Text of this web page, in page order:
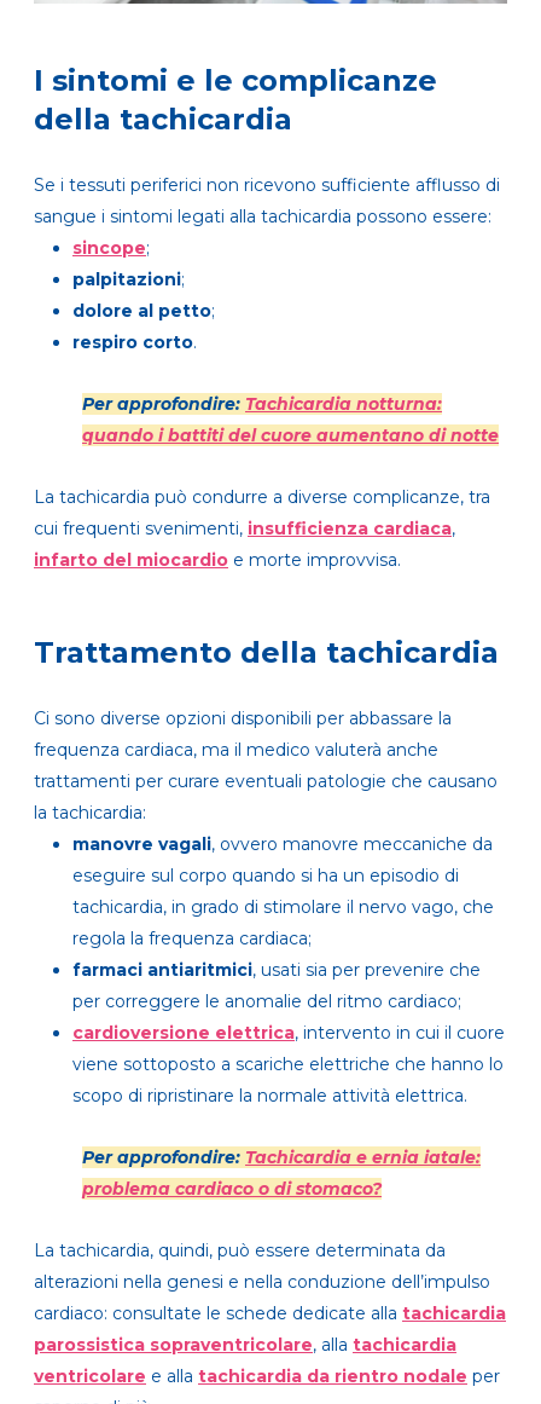
I sintomi e le complicanze
della tachicardia
Se i tessuti periferici non ricevono sufficiente afflusso di
sangue i sintomi legati alla tachicardia possono essere:
sincope;
palpitazioni;
dolore al petto;
respiro corto.
Per approfondire: Tachicardia notturna:
quando i battiti del cuore aumentano di notte
La tachicardia può condurre a diverse complicanze, tra
cui frequenti svenimenti, insufficienza cardiaca,
infarto del miocardio e morte improvvisa.
Trattamento della tachicardia
Ci sono diverse opzioni disponibili per abbassare la
frequenza cardiaca, ma il medico valuterà anche
trattamenti per curare eventuali patologie che causano
la tachicardia:
manovre vagali, ovvero manovre meccaniche da
eseguire sul corpo quando si ha un episodio di
tachicardia, in grado di stimolare il nervo vago, che
regola la frequenza cardiaca;
farmaci antiaritmici, usati sia per prevenire che
per correggere le anomalie del ritmo cardiaco;
cardioversione elettrica, intervento in cui il cuore
viene sottoposto a scariche elettriche che hanno lo
scopo di ripristinare la normale attività elettrica.
Per approfondire: Tachicardia e ernia iatale:
problema cardiaco o di stomaco?
La tachicardia, quindi, può essere determinata da
alterazioni nella genesi e nella conduzione dell’impulso
cardiaco: consultate le schede dedicate alla tachicardia
parossistica sopraventricolare, alla tachicardia
ventricolare e alla tachicardia da rientro nodale per